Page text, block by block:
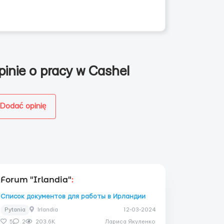
o pracy w Cashel
Dodać opinię
Forum "Irlandia":
Список документов для работы в Ирландии
Pytania Irlandia 12-03-2024
5 2 203.6K Лариса Якуленко